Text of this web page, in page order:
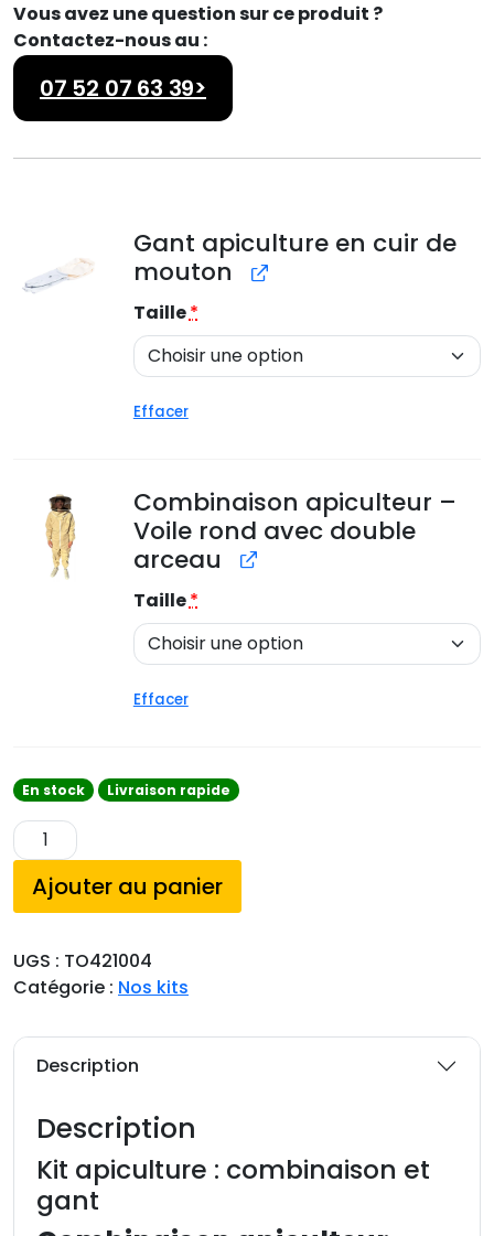
Vous avez une question sur ce produit ?
Contactez-nous au :
07 52 07 63 39>
Gant apiculture en cuir de
mouton
Taille*
Effacer
Combinaison apiculteur –
Voile rond avec double
arceau
Taille*
Effacer
En stock Livraison rapide
q
u
n
i
t
d
Ajouter au panier
UGS : TO421004
Catégorie : Nos kits
Description
Description
Kit apiculture : combinaison et
gant